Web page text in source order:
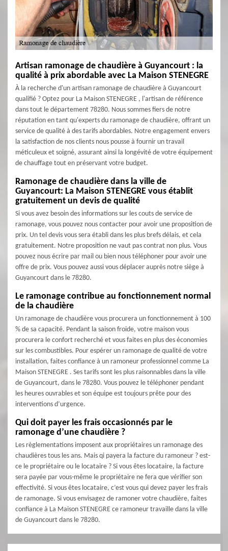
Artisan ramonage de chaudière à Guyancourt : la
qualité à prix abordable avec La Maison STENEGRE
À la recherche d'un artisan ramonage de chaudière à Guyancourt
qualifié ? Optez pour La Maison STENEGRE , l'artisan de référence
dans tout le département 78280. Nous sommes fiers de notre
réputation en tant qu'experts du ramonage de chaudière, offrant un
service de qualité à des tarifs abordables. Notre engagement envers
la satisfaction de nos clients nous pousse à fournir un travail
méticuleux et soigné, assurant ainsi la longévité de votre équipement
de chauffage tout en préservant votre budget.
Ramonage de chaudière dans la ville de
Guyancourt: La Maison STENEGRE vous établit
gratuitement un devis de qualité
Si vous avez besoin des informations sur les couts de service de
ramonage, vous pouvez nous contacter pour avoir une proposition de
prix. Un tel devis vous sera établi dans les plus brefs délais, et cela
gratuitement. Notre proposition ne vaut pas contrat non plus. Vous
pouvez nous écrire par mail ou bien nous téléphoner pour avoir une
offre de prix. Vous pouvez aussi vous déplacer auprès notre siège à
Guyancourt dans le 78280.
Le ramonage contribue au fonctionnement normal
de la chaudière
Un ramonage de chaudière vous procurera un fonctionnement à 100
% de sa capacité. Pendant la saison froide, votre maison vous
procurera le confort recherché et vous faites en plus des économies
sur les combustibles. Pour espérer un ramonage de qualité de votre
installation, faites confiance à un ramoneur professionnel comme La
Maison STENEGRE . Ses tarifs sont les plus raisonnables dans la ville
de Guyancourt, dans le 78280. Vous pouvez le téléphoner pendant
les heures ouvrables et son équipe est toujours prête pour des
interventions d’urgence.
Qui doit payer les frais occasionnés par le
ramonage d’une chaudière ?
Les règlementations imposent aux propriétaires un ramonage des
chaudières tous les ans. Mais qi payera la facture du ramoneur ? est-
ce le propriétaire ou le locataire ? Si vous êtes locataire, la facture
sera payée par vous-même le propriétaire ne fera que vérifier son
effectivité. Si vous êtes locataire, c’est vous qui devez payer les frais
de ramonage. Si vous envisagez de ramoner votre chaudière, faites
confiance à La Maison STENEGRE ce ramoneur travaille dans la ville
de Guyancourt dans le 78280.